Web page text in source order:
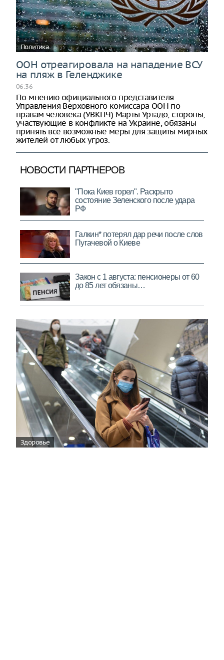
Политика
ООН отреагировала на нападение ВСУ
на пляж в Геленджике
06:36
По мнению официального представителя
Управления Верховного комиссара ООН по
правам человека (УВКПЧ) Марты Уртадо, стороны,
участвующие в конфликте на Украине, обязаны
принять все возможные меры для защиты мирных
жителей от любых угроз.
Здоровье